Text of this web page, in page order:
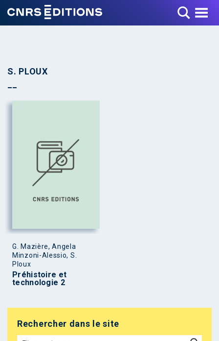
Toggle Menu
S. PLOUX
G. Mazière, Angela
Minzoni-Alessio, S.
Ploux
Préhistoire et
technologie 2
Rechercher dans le site